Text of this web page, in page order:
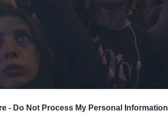
- Do Not Process My Personal Information